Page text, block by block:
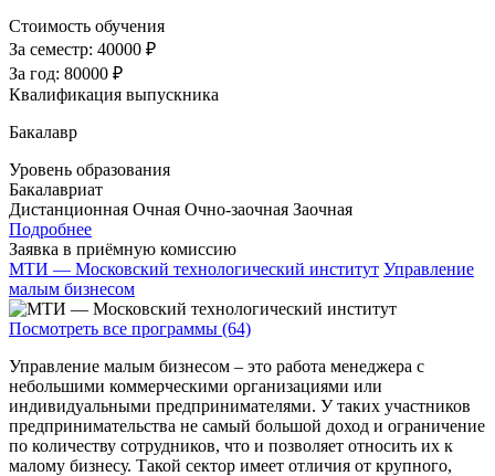
Стоимость обучения
За семестр: 40000 ₽
За год: 80000 ₽
Квалификация выпускника
Бакалавр
Уровень образования
Бакалавриат
Дистанционная Очная Очно-заочная Заочная
Подробнее
Заявка в приёмную комиссию
МТИ — Московский технологический институт Управление
малым бизнесом
Посмотреть все программы (64)
Управление малым бизнесом – это работа менеджера с
небольшими коммерческими организациями или
индивидуальными предпринимателями. У таких участников
предпринимательства не самый большой доход и ограничение
по количеству сотрудников, что и позволяет относить их к
малому бизнесу. Такой сектор имеет отличия от крупного,